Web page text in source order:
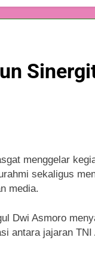
menggelar
sekaligus
media.
Dwi Asmoro
antara jajaran